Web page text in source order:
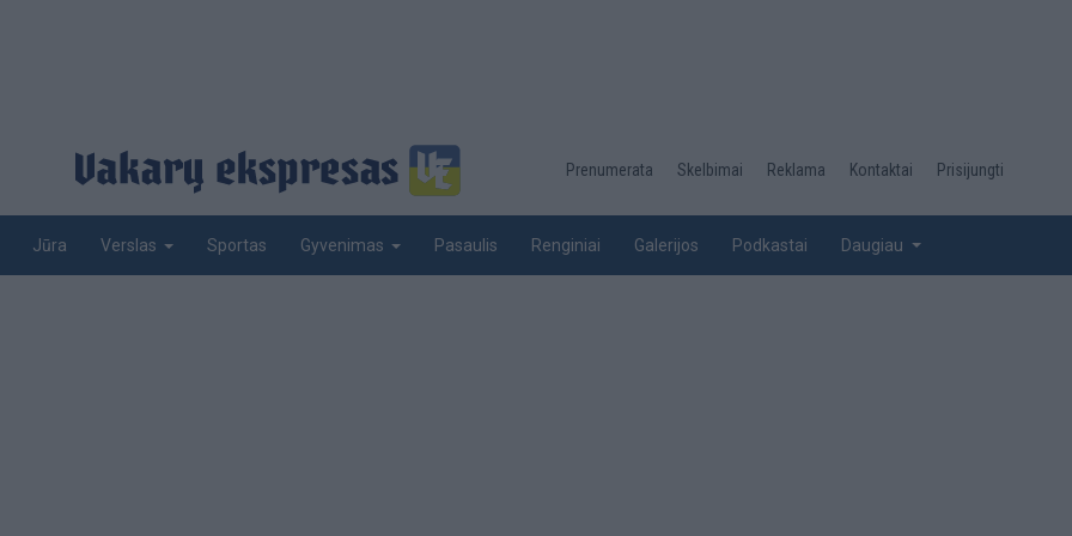
Desktop
top
Prenumerata Skelbimai Reklama Kontaktai Prisijungti
Jūra Verslas Sportas Gyvenimas Pasaulis Renginiai Galerijos Podkastai Daugiau